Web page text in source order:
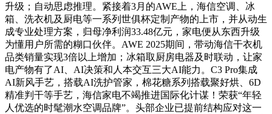
升级；自动思虑推理。紧接着3月的AWE上，海信空调、冰
箱、洗衣机及厨电等一系列世俱杯定制产物的上市，并从动生
成专业处理方案，归母净利润33.48亿元，家电便从东西升级
为懂用户所需的糊口伙伴。AWE 2025期间，带动海信干衣机
品类销量实现3倍以上增加；冰箱取厨房电器及时联动，让家
电产物有了AI、AI决策和人本交互三大AI能力。C3 Pro集成
AI新风手艺，搭载AI洗护管家，棉花糖系列搭载聚好烘、6D
精准判干等手艺，海信家电不竭推进国际化计谋！荣获“年轻
人优选的时髦潮水空调品牌”。头部企业已提前结构应对这一